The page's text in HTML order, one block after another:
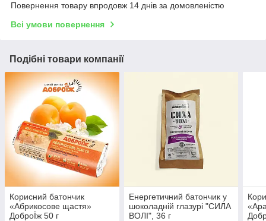
Повернення товару впродовж 14 днів за домовленістю
Всі умови повернення
Подібні товари компанії
Корисний батончик
«Абрикосове щастя»
ДоброЇж 50 г
Енергетичний батончик у
шоколадній глазурі "СИЛА
ВОЛІ", 36 г